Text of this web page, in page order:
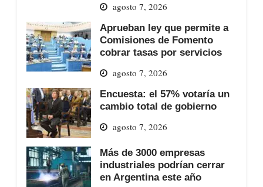
agosto 7, 2026
Aprueban ley que permite a
Comisiones de Fomento
cobrar tasas por servicios
agosto 7, 2026
Encuesta: el 57% votaría un
cambio total de gobierno
agosto 7, 2026
Más de 3000 empresas
industriales podrían cerrar
en Argentina este año